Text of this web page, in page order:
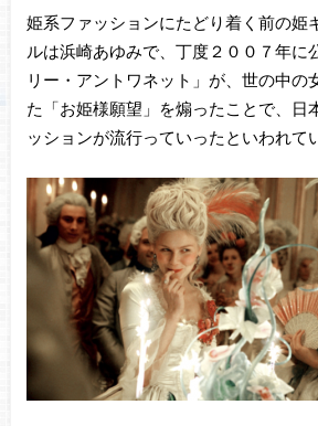
姫系ファッションにたどり着く前の姫
ルは浜崎あゆみで、丁度２００７年に
リー・アントワネット」が、世の中の
た「お姫様願望」を煽ったことで、日
ッションが流行っていったといわれて